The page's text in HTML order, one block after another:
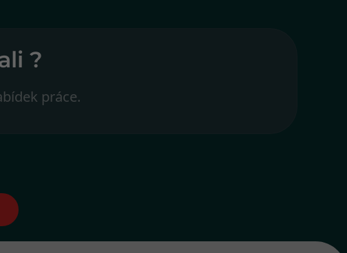
?
práce.